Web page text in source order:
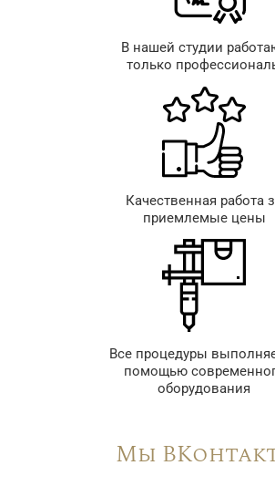
В нашей студии
только
Качественная работа
приемлемые цены
Все процедуры
помощью
оборудования
Мы